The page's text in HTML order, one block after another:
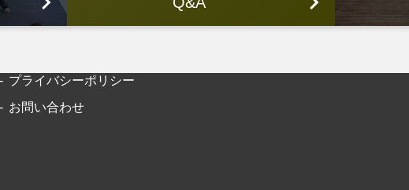
プライバシーポリシー
お問い合わせ